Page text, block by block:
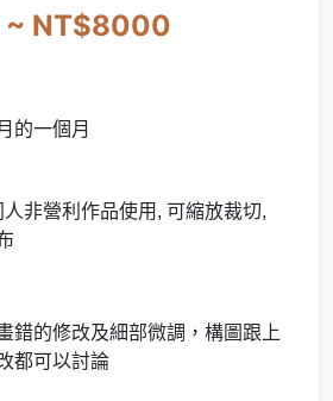
NT$8000
的一個月
非營利作品使用, 可縮放裁切,
錯的修改及細部微調，構圖跟上
都可以討論